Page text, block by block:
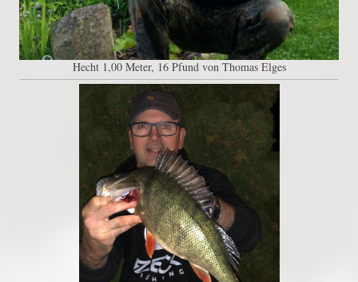
Hecht 1,00 Meter, 16 Pfund von Thomas Elges